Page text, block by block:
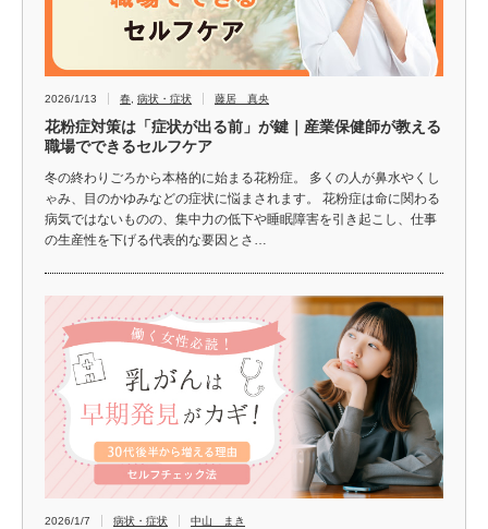
2026/1/13 春, 病状・症状 藤居 真央
花粉症対策は「症状が出る前」が鍵｜産業保健師が教える
職場でできるセルフケア
冬の終わりごろから本格的に始まる花粉症。 多くの人が鼻水やくし
ゃみ、目のかゆみなどの症状に悩まされます。 花粉症は命に関わる
病気ではないものの、集中力の低下や睡眠障害を引き起こし、仕事
の生産性を下げる代表的な要因とさ…
2026/1/7 病状・症状 中山 まき